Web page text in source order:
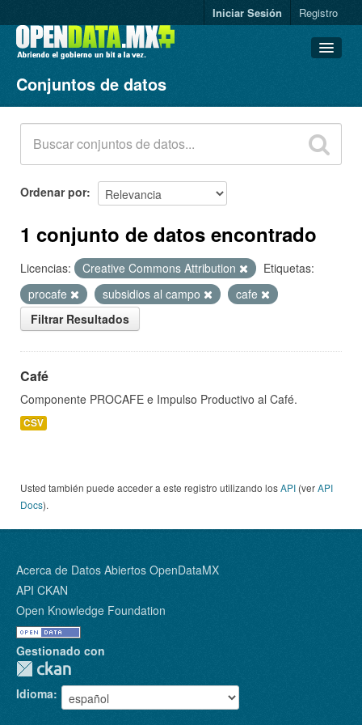
Iniciar Sesión Registro
Conjuntos de datos
Organizaciones
Grupos
Acerca de
Conjuntos de datos
Ordenar por
1 conjunto de datos encontrado
Licencias: Creative Commons Attribution
Etiquetas:
procafe
subsidios al campo
cafe
Filtrar Resultados
Café
Componente PROCAFE e Impulso Productivo al Café.
CSV
Usted también puede acceder a este registro utilizando losAPI (verAPI
Docs).
Acerca de Datos Abiertos OpenDataMX
API CKAN
Open Knowledge Foundation
Gestionado con
Idioma